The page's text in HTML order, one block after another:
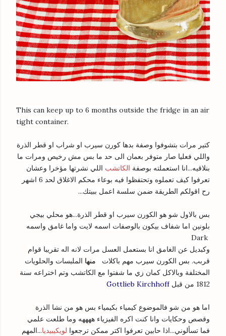
This can keep up to 6 months outside the fridge in an air
tight container.
كتير مرات بتشوفوا وصفة بدها كورن سيرب او شراب او قطر الذرة
واللي فعليا صار متوفر بعمان الى حد ما بس مش رخيص ومرات ما
بنلاقيه...انا استعملته بوصفة الكاتشب اللي نشرتها مؤخرا وعشان
تعرفوا كيف تعملوه وتحتفظوا فيه بوعاء محكم الاغلاق لحد 6 اشهر
رح اقولكم الطريقة ضمن سلسة اعمل ببيتك...
بس بالاول شو هو الكورن سيرب او قطر الذرة...هو محلي بيجي
بلونين اما شفاف بيكون بالوصفات اسمه لايت واما غامق واسمه
Dark
وكبديل عن الغامق انا بستعمل العسل مرات لانه اله تقريبا قوام
قربب. بس الكورن سيرب مهم باكلات
منها الملبسات والحلويات
المختلفة وبالاكل كمان زي ما شفتوا مع الكاتشب وتم اختراعه سنة
1812 من قبل
Gottlieb Kirchhoff
اما هو من شو فالموضوع كيمياء بكيمياء بس هو من نشا الذرة
وقصص وحكايات وانا كنت اكره الفيزياء ههههه وما طلعت علمي
فما تسألوني...اذا حابين تعرفوا اكتر ممكن ترجعوا لويكيبيديا...المهم